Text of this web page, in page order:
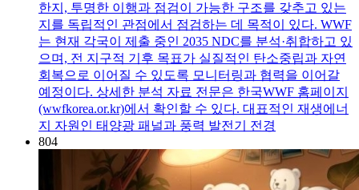
한지, 투명한 이행과 점검이 가능한 구조를 갖추고 있는
지를 독립적인 관점에서 점검하는 데 목적이 있다. WWF
는 현재 각국이 제출 중인 2035 NDC를 분석·취합하고 있
으며, 전 지구적 기후 목표가 실질적인 탄소중립과 자연
회복으로 이어질 수 있도록 모니터링과 협력을 이어갈
예정이다. 상세한 분석 자료 전문은 한국WWF 홈페이지
(wwfkorea.or.kr)에서 확인할 수 있다. 대표적인 재생에너
지 자원인 태양광 패널과 풍력 발전기 전경
804